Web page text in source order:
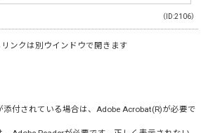
（ID:2106）
ンクは別ウインドウで開きます
付されている場合は、Adobe Acrobat(R)が必要で